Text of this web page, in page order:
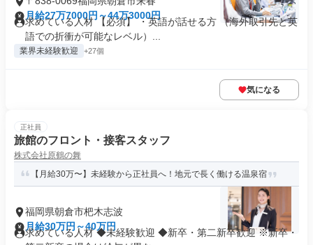
月給27万7000円～44万3000円
求めている人材 【必須】 ・英語が話せる方 （海外取引先と英
語での折衝が可能なレベル）...
業界未経験歓迎 +27個
気になる
正社員
旅館のフロント・接客スタッフ
株式会社原鶴の舞
【月給30万〜】未経験から正社員へ！地元で長く働ける温泉宿
福岡県朝倉市杷木志波
月給30万円～40万円
求めている人材 ◆未経験歓迎 ◆新卒・第二新卒歓迎 ※新卒・